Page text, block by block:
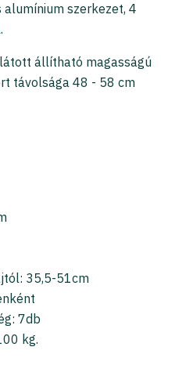
szerkezet, 4
állítható magasságú
távolsága 48 - 58 cm
35,5-51cm
7db
kg.